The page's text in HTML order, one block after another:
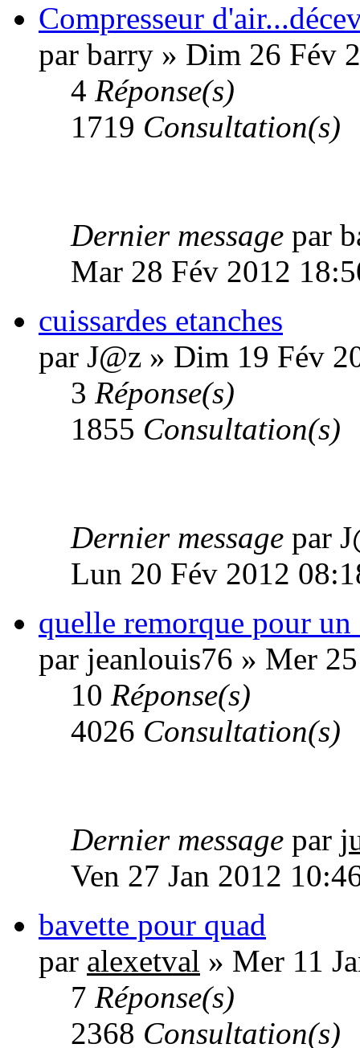
Compresseur
par barry » Dim 26 Fév
4 Réponse(s)
1719 Consultation(s)
Dernier message par
Mar 28 Fév 2012
cuissardes etanches
par J@z » Dim 19 Fév
3 Réponse(s)
1855 Consultation(s)
Dernier message par
Lun 20 Fév 2012
quelle remorque pour un
par jeanlouis76 » Mer
10 Réponse(s)
4026 Consultation(s)
Dernier message par
Ven 27 Jan 2012
bavette pour quad
par alexetval » Mer 11
7 Réponse(s)
2368 Consultation(s)